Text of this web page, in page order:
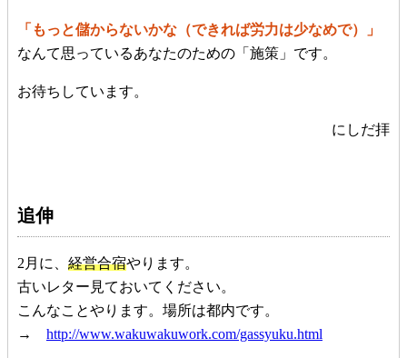
「もっと儲からないかな（できれば労力は少なめで）」
なんて思っているあなたのための「施策」です。
お待ちしています。
にしだ拝
追伸
2月に、 経営合宿やります。
古いレター見ておいてください。
こんなことやります。場所は都内です。
→ http://www.wakuwakuwork.com/gassyuku.html